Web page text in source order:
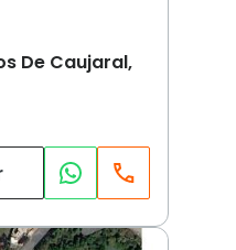
De Caujaral,